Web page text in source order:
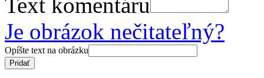
Je obrázok nečitateľný?
Opíšte text na obrázku